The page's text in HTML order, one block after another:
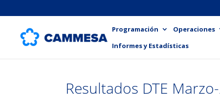
Programación Operaciones
Informes y Estadísticas
Resultados DTE